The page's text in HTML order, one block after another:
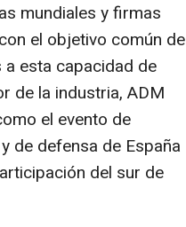
mundiales y firmas
el objetivo común de
esta capacidad de
de la industria, ADM
el evento de
de defensa de España
del sur de